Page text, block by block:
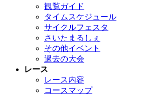
観覧ガイド
タイムスケジュール
サイクルフェスタ
さいたまるしぇ
その他イベント
過去の大会
レース
レース内容
コースマップ